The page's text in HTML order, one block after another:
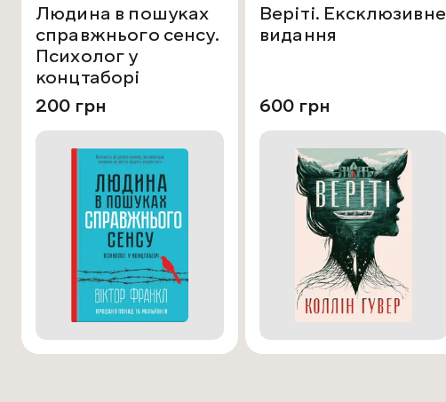
Людина в пошуках
справжнього сенсу.
Психолог у
концтаборі
200 грн
Веріті. Ексклюзивне
видання
600 грн